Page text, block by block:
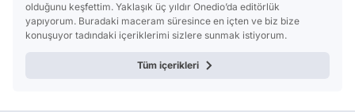
olduğunu keşfettim. Yaklaşık üç yıldır Onedio’da editörlük
yapıyorum. Buradaki maceram süresince en içten ve biz bize
konuşuyor tadındaki içeriklerimi sizlere sunmak istiyorum.
Tüm içerikleri